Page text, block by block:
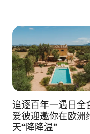
追逐百年一遇日全
爱彼迎邀你在欧洲
天“降降温”